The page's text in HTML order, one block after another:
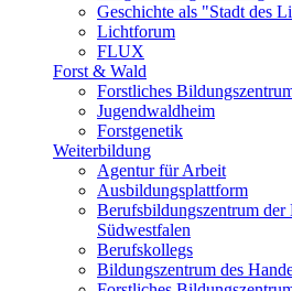
Geschichte als "Stadt des
Lichtforum
FLUX
Forst & Wald
Forstliches
Jugendwaldheim
Forstgenetik
Weiterbildung
Agentur für Arbeit
Ausbildungsplattform
Berufsbildungszentrum
Südwestfalen
Berufskollegs
Bildungszentrum des